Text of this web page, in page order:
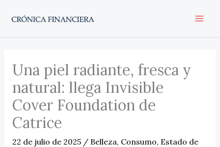
Una piel radiante, fresca y
natural: llega Invisible
Cover Foundation de
Catrice
22 de julio de 2025 / Belleza, Consumo, Estado de